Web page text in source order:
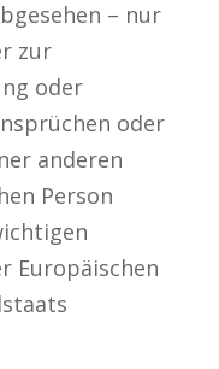
– nur
zur
oder
oder
anderen
Person
Europäischen